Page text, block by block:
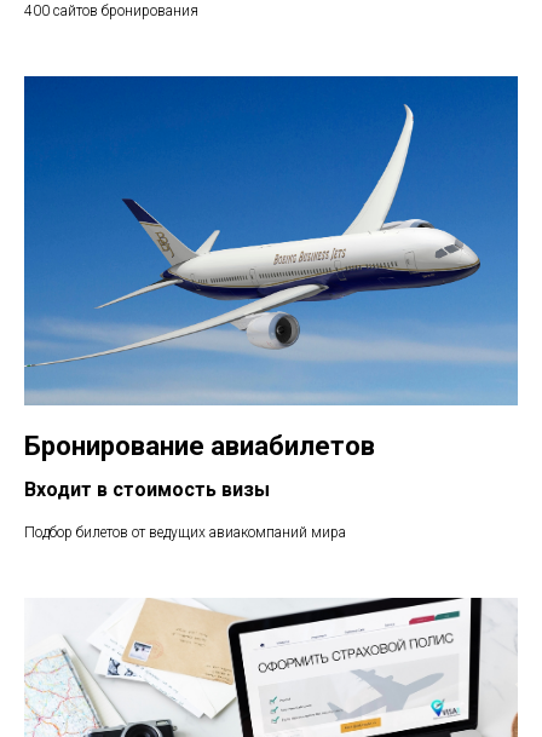
400 сайтов бронирования
Бронирование авиабилетов
Входит в стоимость визы
Подбор билетов от ведущих авиакомпаний мира